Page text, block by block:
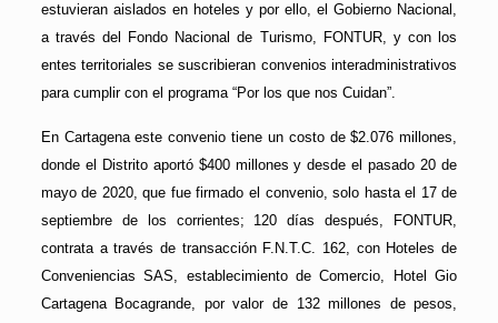
estuvieran aislados en hoteles y por ello, el Gobierno Nacional,
a través del Fondo Nacional de Turismo, FONTUR, y con los
entes territoriales se suscribieran convenios interadministrativos
para cumplir con el programa “Por los que nos Cuidan”.
En Cartagena este convenio tiene un costo de $2.076 millones,
donde el Distrito aportó $400 millones y desde el pasado 20 de
mayo de 2020, que fue firmado el convenio, solo hasta el 17 de
septiembre de los corrientes; 120 días después, FONTUR,
contrata a través de transacción F.N.T.C. 162, con Hoteles de
Conveniencias SAS, establecimiento de Comercio, Hotel Gio
Cartagena Bocagrande, por valor de 132 millones de pesos,